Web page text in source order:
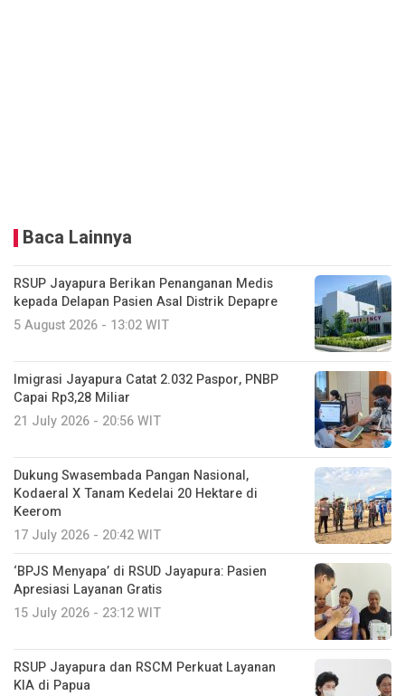
Baca Lainnya
RSUP Jayapura Berikan Penanganan Medis
kepada Delapan Pasien Asal Distrik Depapre
5 August 2026 - 13:02 WIT
Imigrasi Jayapura Catat 2.032 Paspor, PNBP
Capai Rp3,28 Miliar
21 July 2026 - 20:56 WIT
Dukung Swasembada Pangan Nasional,
Kodaeral X Tanam Kedelai 20 Hektare di
Keerom
17 July 2026 - 20:42 WIT
‘BPJS Menyapa’ di RSUD Jayapura: Pasien
Apresiasi Layanan Gratis
15 July 2026 - 23:12 WIT
RSUP Jayapura dan RSCM Perkuat Layanan
KIA di Papua